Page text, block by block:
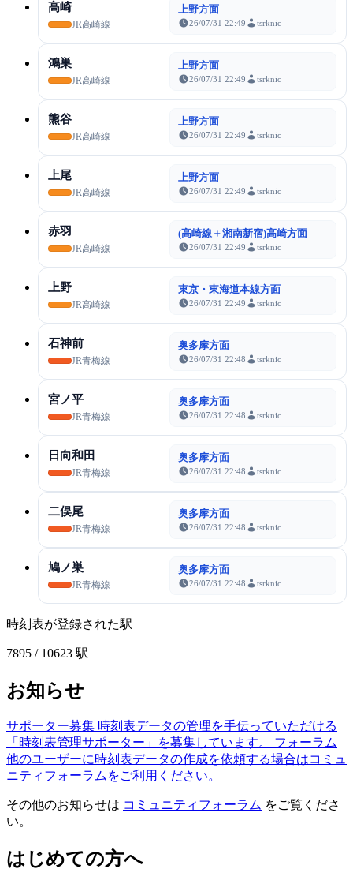
高崎
JR高崎線
上野方面
26/07/31 22:49 tsrknic
鴻巣
JR高崎線
上野方面
26/07/31 22:49 tsrknic
熊谷
JR高崎線
上野方面
26/07/31 22:49 tsrknic
上尾
JR高崎線
上野方面
26/07/31 22:49 tsrknic
赤羽
JR高崎線
(高崎線＋湘南新宿)高崎方面
26/07/31 22:49 tsrknic
上野
JR高崎線
東京・東海道本線方面
26/07/31 22:49 tsrknic
石神前
JR青梅線
奥多摩方面
26/07/31 22:48 tsrknic
宮ノ平
JR青梅線
奥多摩方面
26/07/31 22:48 tsrknic
日向和田
JR青梅線
奥多摩方面
26/07/31 22:48 tsrknic
二俣尾
JR青梅線
奥多摩方面
26/07/31 22:48 tsrknic
鳩ノ巣
JR青梅線
奥多摩方面
26/07/31 22:48 tsrknic
時刻表が登録された駅
7895 / 10623 駅
お知らせ
サポーター募集 時刻表データの管理を手伝っていただける
「時刻表管理サポーター」を募集しています。
フォーラム
他のユーザーに時刻表データの作成を依頼する場合はコミュ
ニティフォーラムをご利用ください。
その他のお知らせは コミュニティフォーラム をご覧くださ
い。
はじめての方へ